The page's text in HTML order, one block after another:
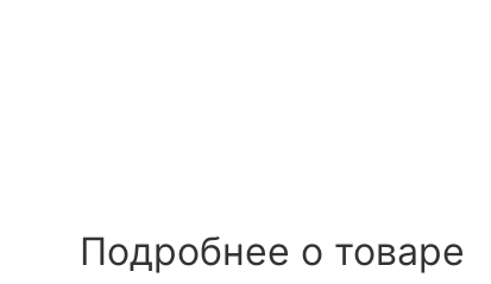
Подробнее о товаре